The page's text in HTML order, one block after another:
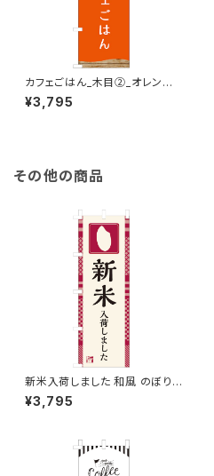
カフェごはん_木目②_オレンジ
のぼり旗
¥3,795
その他の商品
新米入荷しました 和風 のぼり
旗
¥3,795